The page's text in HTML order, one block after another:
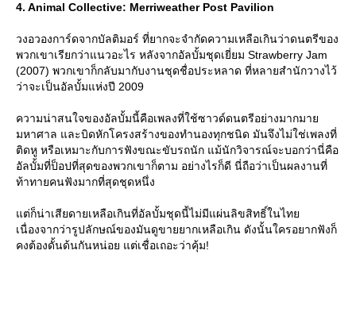
4. Animal Collective: Merriweather Post Pavilion
วงอวองการ์ดจากบัลติมอร์ ที่ยากจะจำกัดความเหลือเกินว่าดนตรีของ
พวกเขาเรียกว่าแนวอะไร หลังจากอัลบั้มชุดเยี่ยม Strawberry Jam
(2007) พวกเขาก็กลับมากับงานชุดชื่อประหลาด ที่หลายสำนักวางไว้
ว่าจะเป็นอัลบั้มแห่งปี 2009
ความน่าสนใจของอัลบั้มนี้คือเพลงที่ใช้ซาวด์ดนตรีอย่างมากมา
มหาศาล และบิดหักโครงสร้างของทำนองทุกชนิด มันจึงไม่ใช่เพลงที่
ติดหู หรือเหมาะกับการฟังขณะขับรถนัก แม้นักวิจารณ์จะบอกว่านี่คือ
อัลบั้มที่ป็อปที่สุดของพวกเขาก็ตาม อย่างไรก็ดี นี่ถือว่าเป็นผลงานที่
ท้าทายคนฟังมากที่สุดชุดหนึ่ง
ต่ก็น่าเสียดายเหลือเกินที่อัลบั้มชุดนี้ไม่มีแผ่นลิขสิทธิ์ในไท
เนื่องจากว่ารูปลักษณ์ของมันดูขายยากเหลือเกิน ดังนั้นใครอยากฟังก็
คงต้องดั้นด้นกันหน่อย แต่เชื่อเถอะว่าคุ้ม!